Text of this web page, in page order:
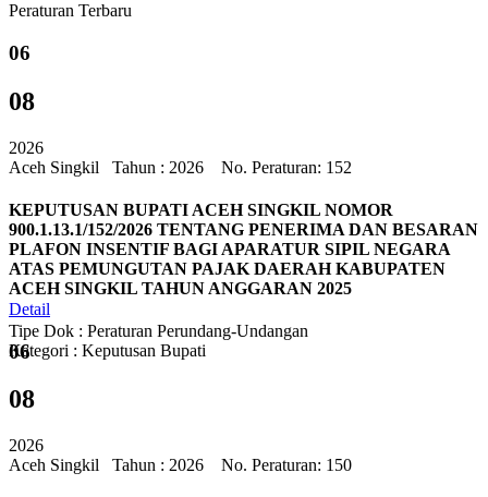
Peraturan Terbaru
06
08
2026
Aceh Singkil
Tahun : 2026 No. Peraturan: 152
KEPUTUSAN BUPATI ACEH SINGKIL NOMOR
900.1.13.1/152/2026 TENTANG PENERIMA DAN BESARAN
PLAFON INSENTIF BAGI APARATUR SIPIL NEGARA
ATAS PEMUNGUTAN PAJAK DAERAH KABUPATEN
ACEH SINGKIL TAHUN ANGGARAN 2025
Tipe Dok : Peraturan Perundang-Undangan
Kategori : Keputusan Bupati
Detail
06
08
2026
Aceh Singkil
Tahun : 2026 No. Peraturan: 150